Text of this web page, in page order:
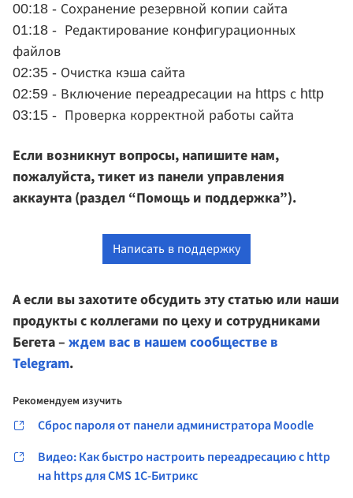
00:18 - Сохранение резервной копии сайта
01:18 - Редактирование конфигурационных
файлов
02:35 - Очистка кэша сайта
02:59 - Включение переадресации на https с http
03:15 - Проверка корректной работы сайта
Если возникнут вопросы, напишите нам,
пожалуйста, тикет из панели управления
аккаунта (раздел “Помощь и поддержка”).
Написать в поддержку
А если вы захотите обсудить эту статью или наши
продукты с коллегами по цеху и сотрудниками
Бегета – ждем вас в нашем сообществе в
Telegram.
Рекомендуем изучить
Сброс пароля от панели администратора Moodle
Видео: Как быстро настроить переадресацию с http
на https для CMS 1С-Битрикс